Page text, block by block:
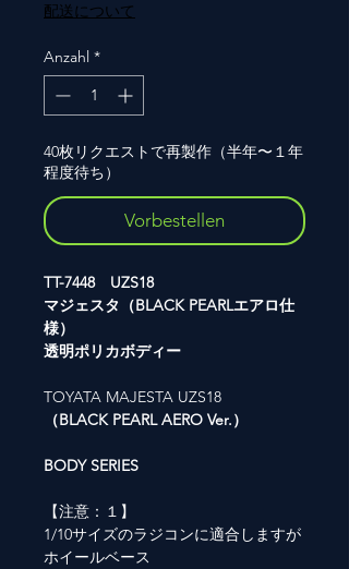
配送について
Anzahl *
40枚リクエストで再製作（半年〜１年
程度待ち）
Vorbestellen
TT-7448 UZS18
マジェスタ（BLACK PEARLエアロ仕
様）
透明ポリカボディー
TOYATA MAJESTA UZS18
（BLACK PEARL AERO Ver.）
BODY SERIES
【注意：１】
1/10サイズのラジコンに適合しますが
ホイールベース